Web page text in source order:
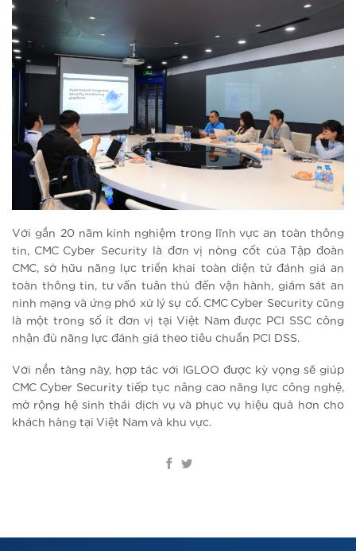
Với gần 20 năm kinh nghiệm trong lĩnh vực an toàn thông
tin, CMC Cyber Security là đơn vị nòng cốt của Tập đoàn
CMC, sở hữu năng lực triển khai toàn diện từ đánh giá an
toàn thông tin, tư vấn tuân thủ đến vận hành, giám sát an
ninh mạng và ứng phó xử lý sự cố. CMC Cyber Security cũng
là một trong số ít đơn vị tại Việt Nam được PCI SSC công
nhận đủ năng lực đánh giá theo tiêu chuẩn PCI DSS.
Với nền tảng này, hợp tác với IGLOO được kỳ vọng sẽ giúp
CMC Cyber Security tiếp tục nâng cao năng lực công nghệ,
mở rộng hệ sinh thái dịch vụ và phục vụ hiệu quả hơn cho
khách hàng tại Việt Nam và khu vực.